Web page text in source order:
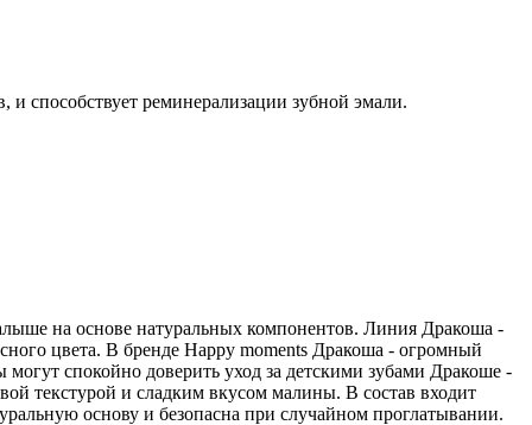
и способствует реминерализации зубной эмали.
на основе натуральных компонентов. Линия Дракоша -
цвета. В бренде Happy moments Дракоша - огромный
спокойно доверить уход за детскими зубами Дракоше -
текстурой и сладким вкусом малины. В состав входит
основу и безопасна при случайном проглатывании.